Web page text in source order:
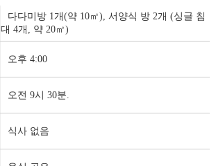
다다미방 1개(약 10㎡), 서양식 방 2개 (싱글 침
대 4개, 약 20㎡)
오후 4:00
오전 9시 30분.
식사 없음